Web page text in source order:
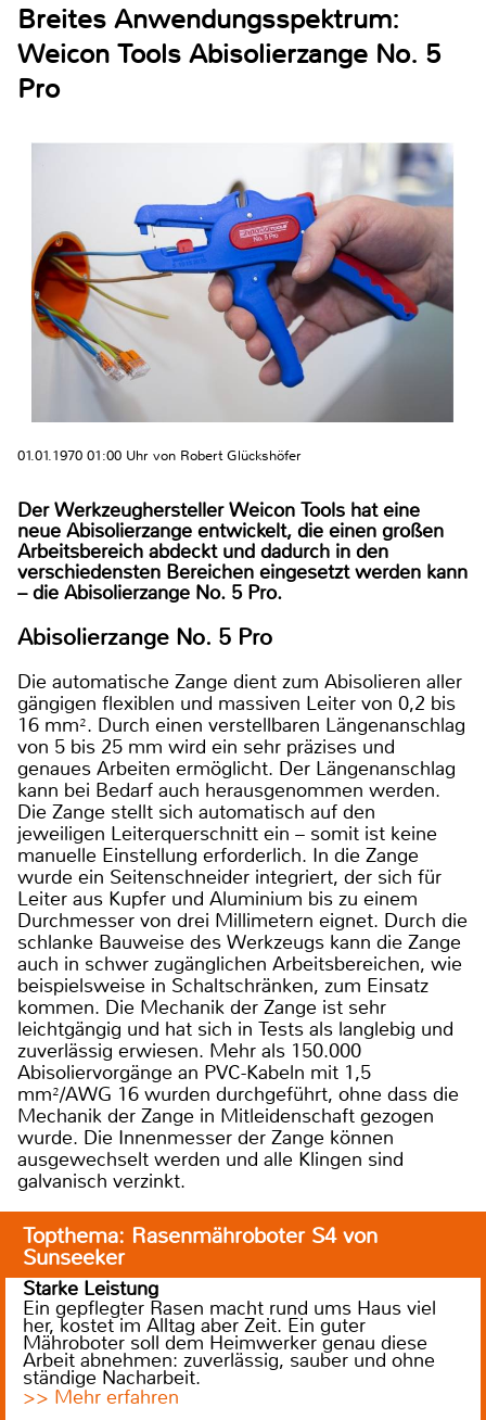
Breites Anwendungsspektrum:
Weicon Tools Abisolierzange No. 5
Pro
01.01.1970 01:00 Uhr von Robert Glückshöfer
Der Werkzeughersteller Weicon Tools hat eine
neue Abisolierzange entwickelt, die einen großen
Arbeitsbereich abdeckt und dadurch in den
verschiedensten Bereichen eingesetzt werden kann
– die Abisolierzange No. 5 Pro.
Abisolierzange No. 5 Pro
Die automatische Zange dient zum Abisolieren aller
gängigen flexiblen und massiven Leiter von 0,2 bis
16 mm². Durch einen verstellbaren Längenanschlag
von 5 bis 25 mm wird ein sehr präzises und
genaues Arbeiten ermöglicht. Der Längenanschlag
kann bei Bedarf auch herausgenommen werden.
Die Zange stellt sich automatisch auf den
jeweiligen Leiterquerschnitt ein – somit ist keine
manuelle Einstellung erforderlich. In die Zange
wurde ein Seitenschneider integriert, der sich für
Leiter aus Kupfer und Aluminium bis zu einem
Durchmesser von drei Millimetern eignet. Durch die
schlanke Bauweise des Werkzeugs kann die Zange
auch in schwer zugänglichen Arbeitsbereichen, wie
beispielsweise in Schaltschränken, zum Einsatz
kommen. Die Mechanik der Zange ist sehr
leichtgängig und hat sich in Tests als langlebig und
zuverlässig erwiesen. Mehr als 150.000
Abisoliervorgänge an PVC-Kabeln mit 1,5
mm²/AWG 16 wurden durchgeführt, ohne dass die
Mechanik der Zange in Mitleidenschaft gezogen
wurde. Die Innenmesser der Zange können
ausgewechselt werden und alle Klingen sind
galvanisch verzinkt.
Topthema: Rasenmähroboter S4 von
Sunseeker
Starke Leistung
Ein gepflegter Rasen macht rund ums Haus viel
her, kostet im Alltag aber Zeit. Ein guter
Mähroboter soll dem Heimwerker genau diese
Arbeit abnehmen: zuverlässig, sauber und ohne
ständige Nacharbeit.
>> Mehr erfahren